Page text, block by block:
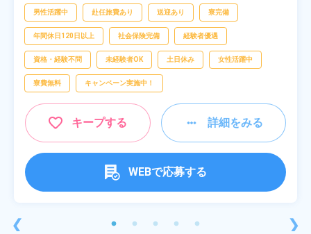
❮
男性活躍中 赴任旅費あり 送迎あり 寮完備
年間休日120日以上 社会保険完備 経験者優遇
資格・経験不問 未経験者OK 土日休み 女性活躍中
寮費無料 キャンペーン実施中！
キープする 詳細をみる
WEBで応募する
❯